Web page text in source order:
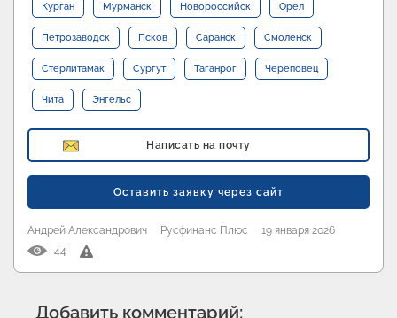
Курган Мурманск Новороссийск Орел
Петрозаводск Псков Саранск Смоленск
Стерлитамак Сургут Таганрог Череповец
Чита Энгельс
Написать на почту
Оставить заявку через сайт
Андрей Александрович Русфинанс Плюс
19 января 2026
44
Добавить комментарий: